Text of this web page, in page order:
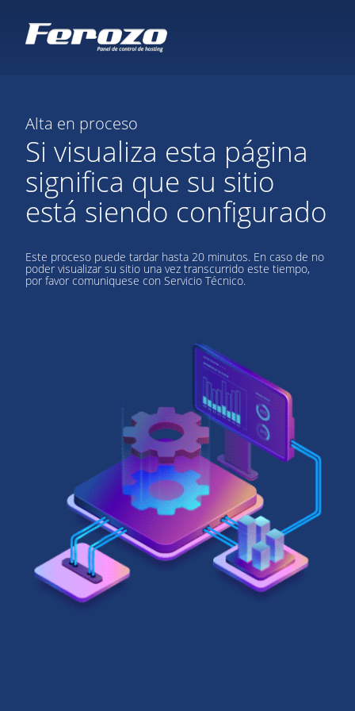
Alta en proceso
Si visualiza esta página
significa que su sitio
está siendo configurado
Este proceso puede tardar hasta 20 minutos. En caso de no
poder visualizar su sitio una vez transcurrido este tiempo,
por favor comuniquese con Servicio Técnico.